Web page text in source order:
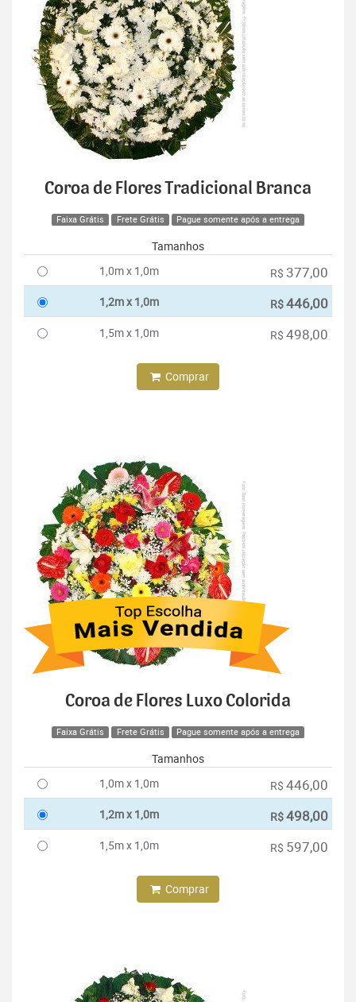
Coroa de Flores Tradicional Branca
Faixa Grátis Frete Grátis Pague somente após a entrega
Tamanhos
1,0m x 1,0m
R$ 377,00
1,2m x 1,0m R$446,00
1,5m x 1,0m R$ 498,00
Comprar
Coroa de Flores Luxo Colorida
Faixa Grátis Frete Grátis Pague somente após a entrega
Tamanhos
1,0m x 1,0m
R$ 446,00
1,2m x 1,0m R$498,00
1,5m x 1,0m R$ 597,00
Comprar